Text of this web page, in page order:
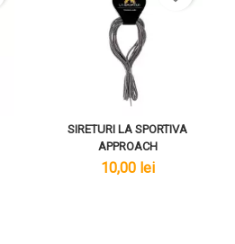
SIRETURI LA SPORTIVA
APPROACH
lei
10,00 lei